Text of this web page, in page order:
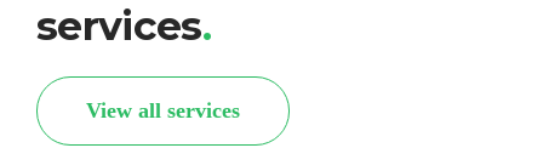
services.
View all services